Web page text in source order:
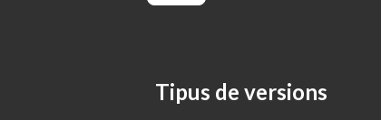
Tipus de versions